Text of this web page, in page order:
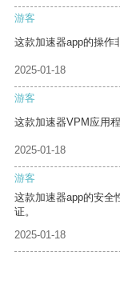
游客
这款加速器app的操作
2025-01-18
游客
这款加速器VPM应用
2025-01-18
游客
这款加速器app的安全
证。
2025-01-18